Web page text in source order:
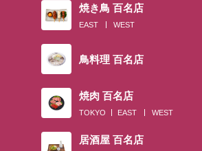
焼き鳥 百名店
EAST WEST
鳥料理 百名店
焼肉 百名店
TOKYO EAST WEST
居酒屋 百名店